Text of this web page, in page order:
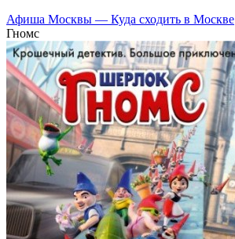
Афиша Москвы — Куда сходить в Москве
Гномс